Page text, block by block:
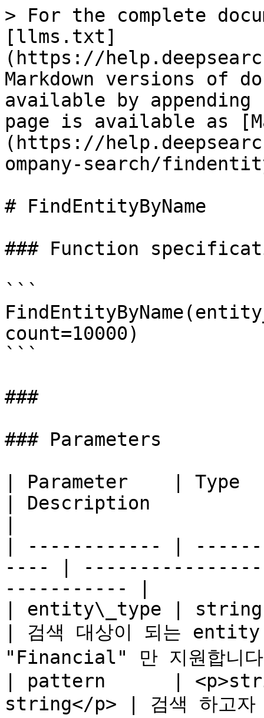
> For the complete
[llms.txt]
(https://
Markdown versions of
available by
page is available as
(https://
ompany-search/
# FindEntityByName
### Function
```
count=10000)
```
###
### Parameters
| Parameter    | Type
| Description
| ------------ |
---- |
----------- |
| entity\_type | string
| 검색 대상이 되는 entity
"Financial" 만 지원합니
| pattern      |
string</p> | 검색 하고자